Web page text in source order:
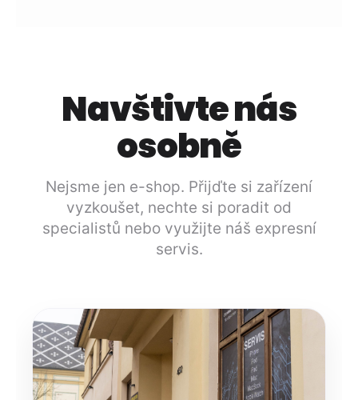
Navštivte nás
osobně
Nejsme jen e-shop. Přijďte si zařízení
vyzkoušet, nechte si poradit od
specialistů nebo využijte náš expresní
servis.